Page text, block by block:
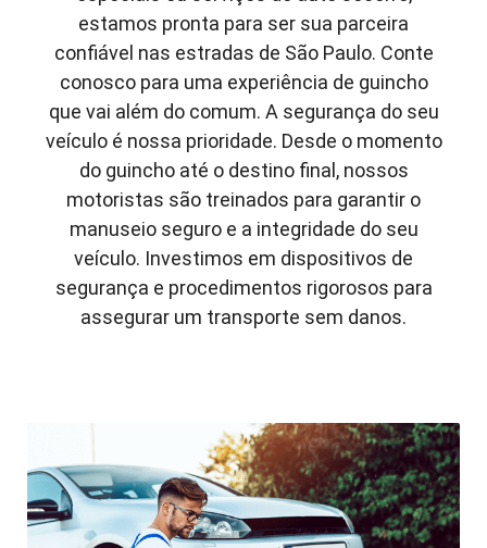
estamos pronta para ser sua parceira
confiável nas estradas de São Paulo. Conte
conosco para uma experiência de guincho
que vai além do comum. A segurança do seu
veículo é nossa prioridade. Desde o momento
do guincho até o destino final, nossos
motoristas são treinados para garantir o
manuseio seguro e a integridade do seu
veículo. Investimos em dispositivos de
segurança e procedimentos rigorosos para
assegurar um transporte sem danos.